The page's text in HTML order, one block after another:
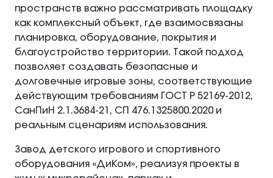
пространств важно рассматривать площадку
как комплексный объект, где взаимосвязаны
планировка, оборудование, покрытия и
благоустройство территории. Такой подход
позволяет создавать безопасные и
долговечные игровые зоны, соответствующие
действующим требованиям ГОСТ Р 52169‑2012,
СанПиН 2.1.3684‑21, СП 476.1325800.2020 и
реальным сценариям использования.
Завод детского игрового и спортивного
оборудования «ДиКом», реализуя проекты в